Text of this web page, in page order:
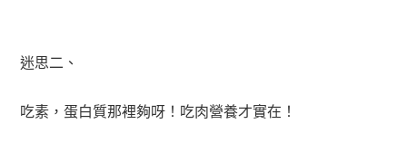
迷思二、
吃素，蛋白質那裡夠呀！吃肉營養才實在！